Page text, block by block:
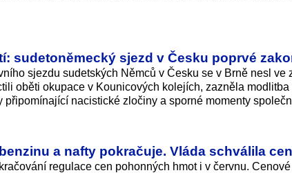
sudetoněmecký sjezd v Česku poprvé
sjezdu sudetských Němců v Česku se v Brně nesl ve
oběti okupace v Kounicových kolejích, zazněla
připomínající nacistické zločiny a sporné momenty
a nafty pokračuje. Vláda schválila
regulace cen pohonných hmot i v červnu.